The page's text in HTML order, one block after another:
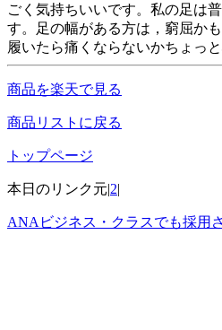
ごく気持ちいいです。私の足は
す。足の幅がある方は，窮屈か
履いたら痛くならないかちょっ
商品を楽天で見る
商品リストに戻る
トップページ
本日のリンク元|2|
ANAビジネス・クラスでも採用